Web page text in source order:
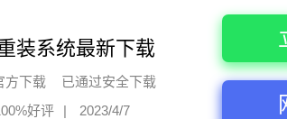
装系统最新下载
方下载
已通过安全下载
好评 | 2023/4/7